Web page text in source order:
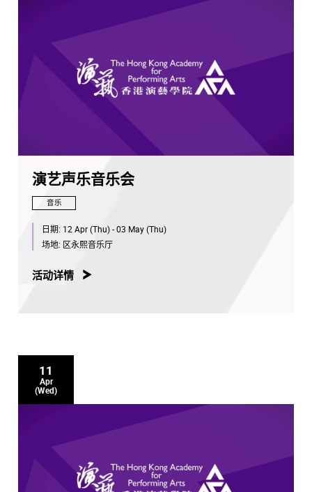
演艺声乐音乐会
音乐
日期: 12 Apr (Thu) - 03 May (Thu)
场地: 区永熙音乐厅
活动详情
11
Apr
(Wed)